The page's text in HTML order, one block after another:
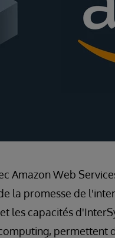
Amazon Web
la promesse de
les capacités
permettent